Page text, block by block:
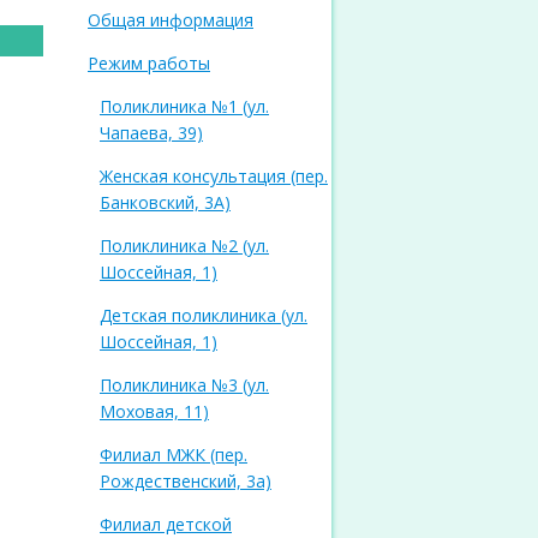
Общая информация
Режим работы
Поликлиника №1 (ул.
Чапаева, 39)
Женская консультация (пер.
Банковский, 3А)
Поликлиника №2 (ул.
Шоссейная, 1)
Детская поликлиника (ул.
Шоссейная, 1)
Поликлиника №3 (ул.
Моховая, 11)
Филиал МЖК (пер.
Рождественский, 3а)
Филиал детской